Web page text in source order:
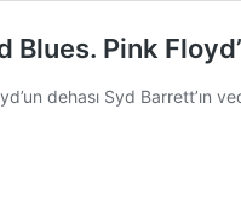
Blues. Pink
dehası Syd Barrett’ın